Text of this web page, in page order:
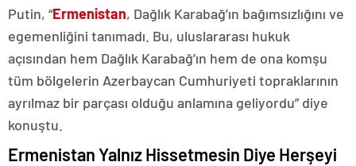
Putin, “Ermenistan, Dağlık Karabağ’ın bağımsızlığını ve
egemenliğini tanımadı. Bu, uluslararası hukuk
açısından hem Dağlık Karabağ’ın hem de ona komşu
tüm bölgelerin Azerbaycan Cumhuriyeti topraklarının
ayrılmaz bir parçası olduğu anlamına geliyordu” diye
konuştu.
Ermenistan Yalnız Hissetmesin Diye Herşeyi